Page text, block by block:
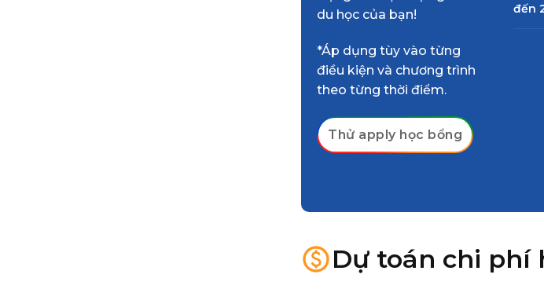
du học của bạn!
*Áp dụng tùy vào từng
điều kiện và chương trình
theo từng thời điểm.
Thử apply học bổng
đến
Dự toán chi phí